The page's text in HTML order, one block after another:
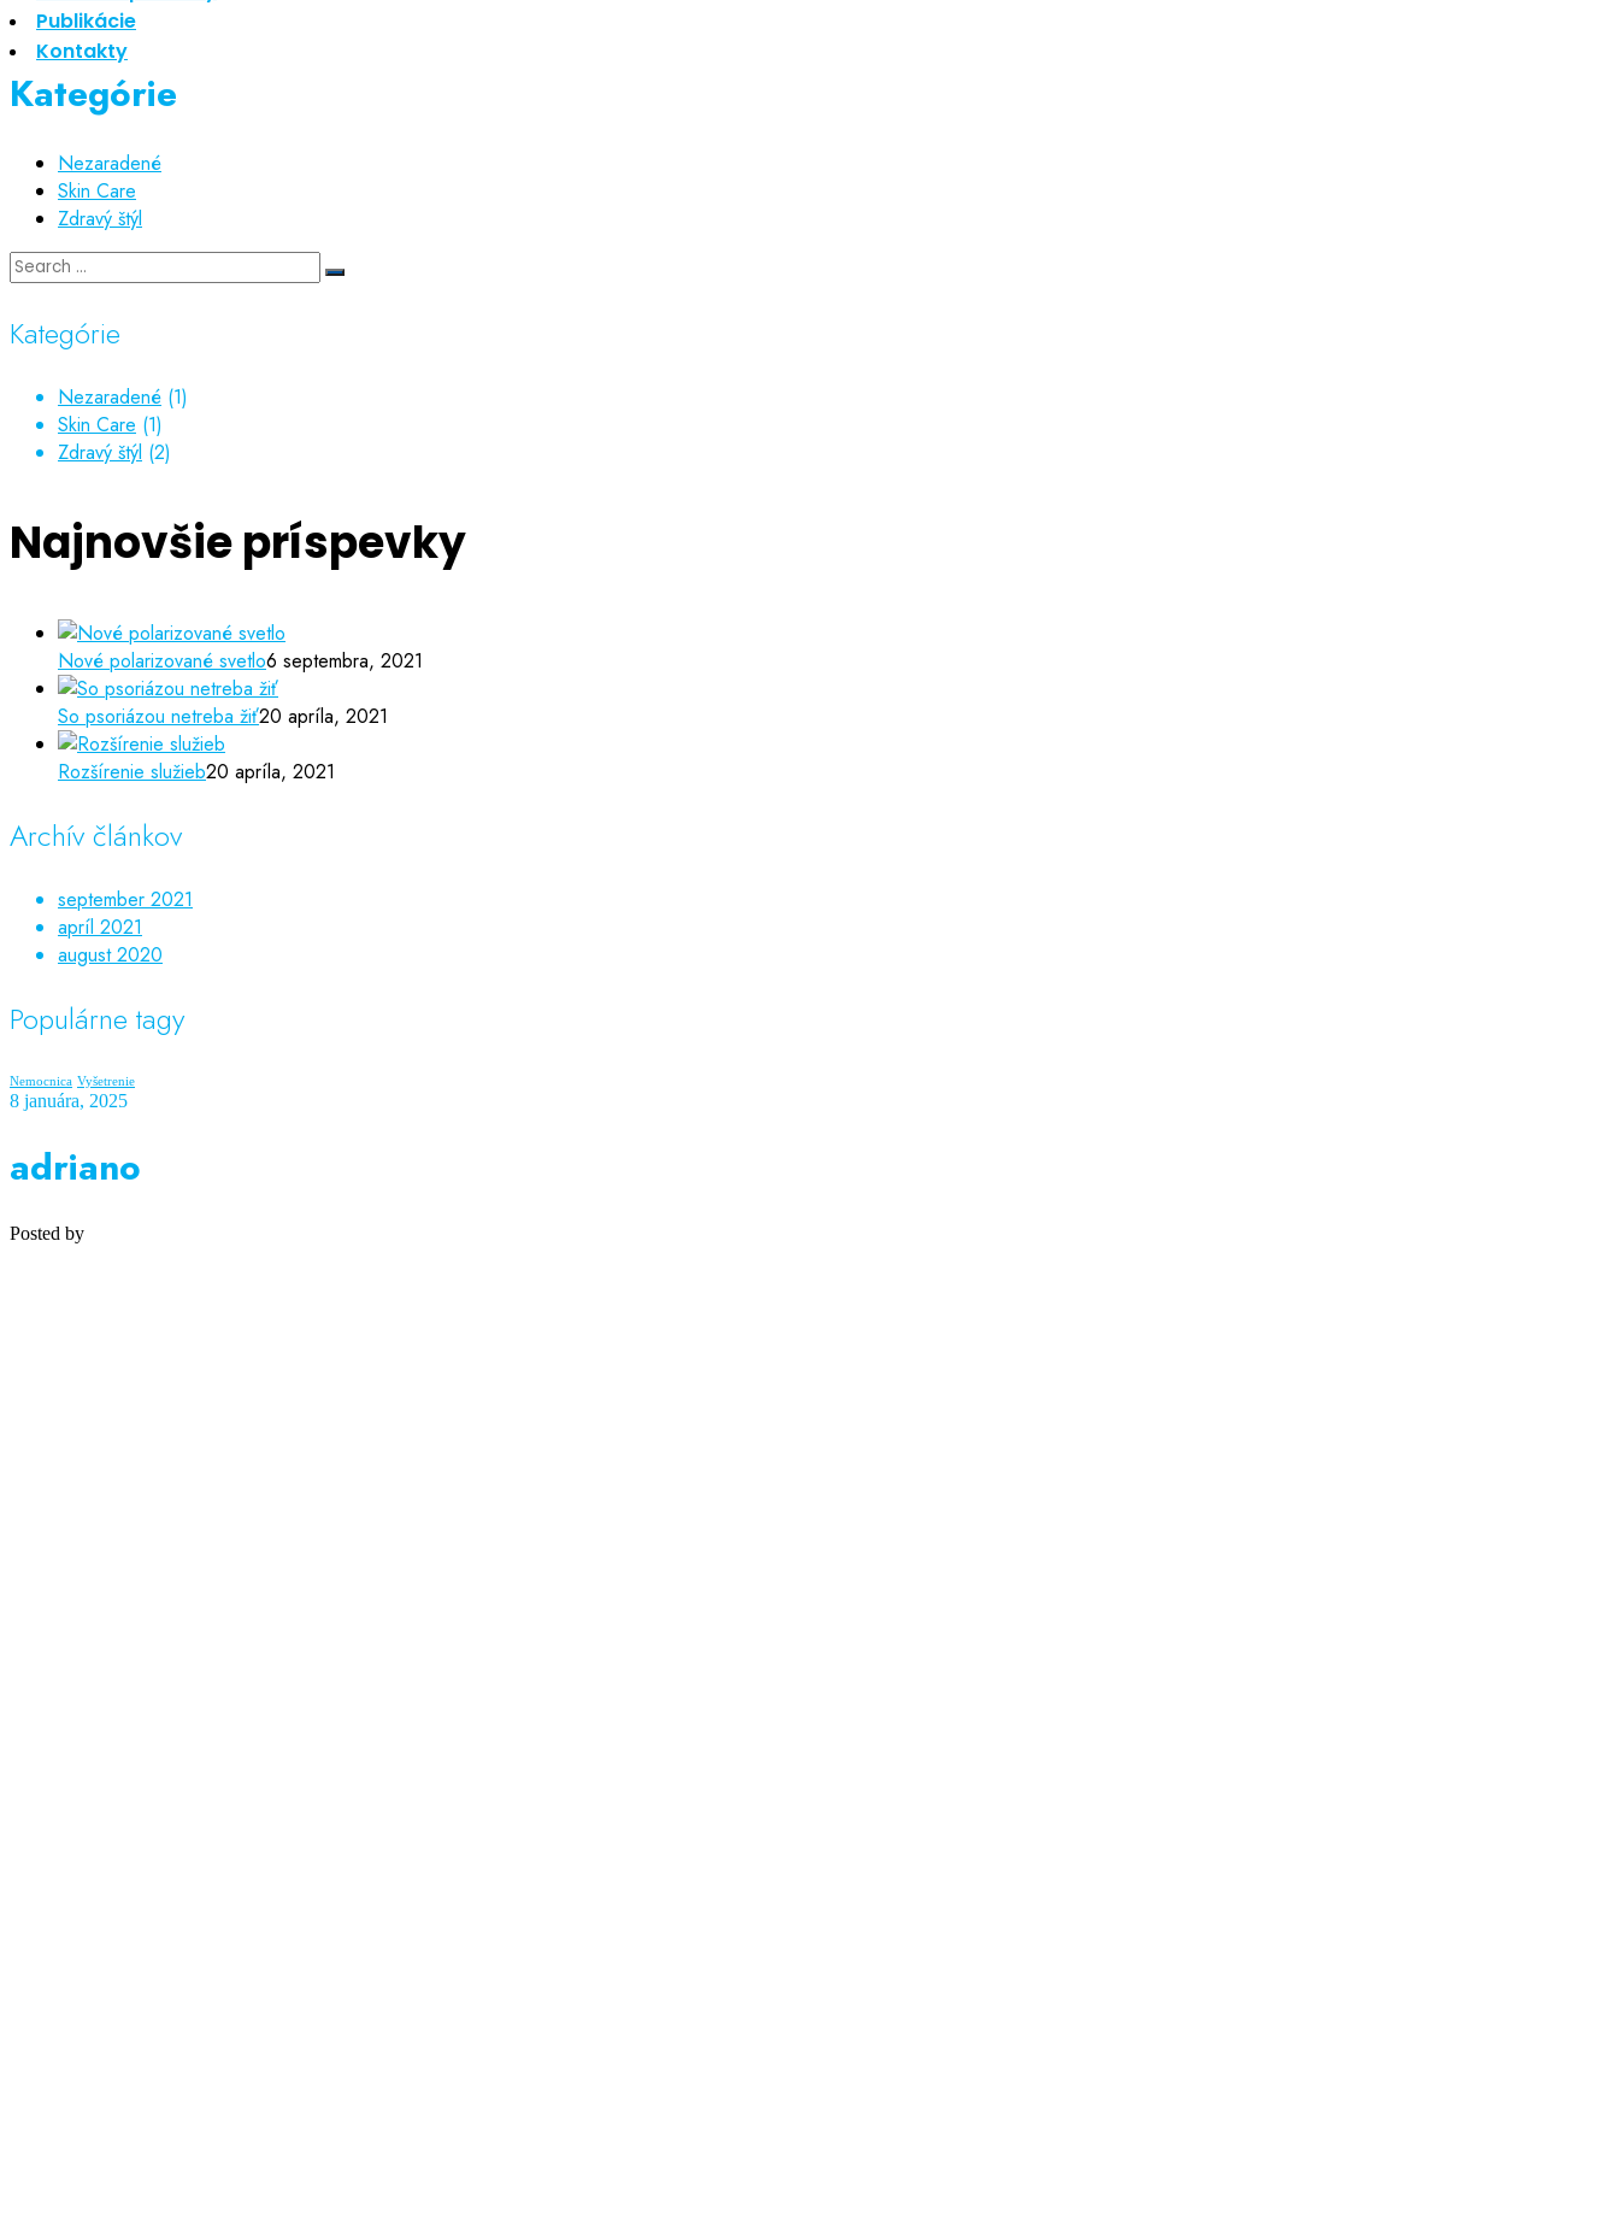
Publikácie
Kontakty
august 2020
Kategórie
Nezaradené
Skin Care
Zdravý štýl
Kategórie
Nezaradené (1)
Skin Care (1)
Zdravý štýl (2)
Najnovšie príspevky
Nové polarizované svetlo6 septembra, 2021
So psoriázou netreba žiť20 apríla, 2021
Rozšírenie služieb20 apríla, 2021
Archív článkov
september 2021
apríl 2021
august 2020
Populárne tagy
Nemocnica Vyšetrenie
8 januára, 2025
adriano
Posted by